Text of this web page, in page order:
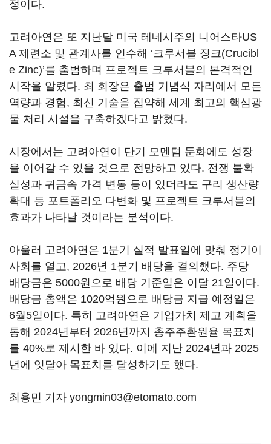
정이다.
고려아연은 또 지난달 미국 테네시주의 니어스타US
A 제련소 및 관계사를 인수해 ‘크루서블 징크(Crucibl
e Zinc)’를 출범하며 프로젝트 크루서블의 본격적인
시작을 알렸다. 최 회장은 출범 기념식 자리에서 모든
역량과 경험, 최신 기술을 집약해 세계 최고의 핵심광
물 처리 시설을 구축하겠다고 밝혔다.
시장에서는 고려아연이 단기 모멘텀 둔화에도 성장
을 이어갈 수 있을 것으로 전망하고 있다. 전쟁 불확
실성과 귀금속 가격 변동 등이 있더라도 구리 생산량
확대 등 포트폴리오 다변화 및 프로젝트 크루서블의
효과가 나타날 것이라는 분석이다.
아울러 고려아연은 1분기 실적 발표일에 맞춰 정기이
사회를 열고, 2026년 1분기 배당을 결의했다. 주당
배당금은 5000원으로 배당 기준일은 이달 21일이다.
배당금 총액은 1020억원으로 배당금 지급 예정일은
6월5일이다. 특히 고려아연은 기업가치 제고 계획을
통해 2024년부터 2026년까지 총주주환원율 목표치
를 40%로 제시한 바 있다. 이에 지난 2024년과 2025
년에 잇달아 목표치를 달성하기도 했다.
최용민 기자 yongmin03@etomato.com